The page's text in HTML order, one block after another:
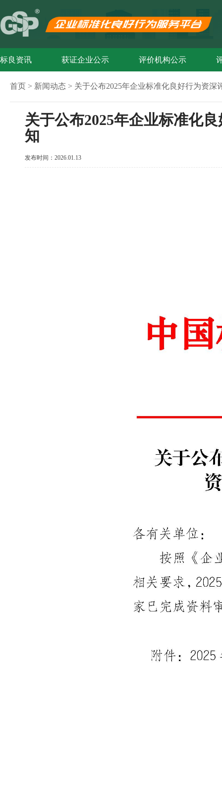
标良资讯 获证企业公示 评价机构公示
首页 > 新闻动态 > 关于公布2025年企业标准化良好行为资深
关于公布2025年企业标准化
知
发布时间： 2026.01.13